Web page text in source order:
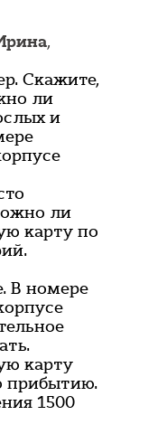
,
Скажите,
ли
и
ли
карту по
В номере
карту
прибытию.
1500